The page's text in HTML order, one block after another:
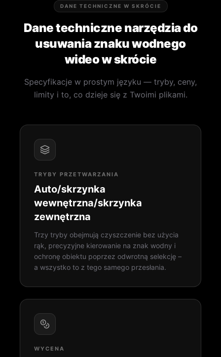
DANE TECHNICZNE W SKRÓCIE
Dane techniczne narzędzia do
usuwania znaku wodnego
wideo w skrócie
Specyfikacje w prostym języku — tryby, ceny,
limity i to, co dzieje się z Twoimi plikami.
TRYBY PRZETWARZANIA
Auto/skrzynka
wewnętrzna/skrzynka
zewnętrzna
Trzy tryby obejmują czyszczenie bez użycia
rąk, precyzyjne kierowanie na znak wodny i
ochronę obiektu poprzez odwrotną selekcję –
a wszystko to z tego samego przesłania.
WYCENA